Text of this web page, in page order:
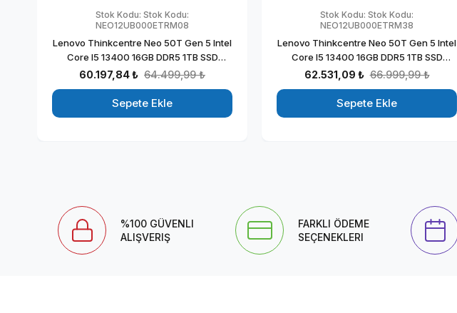
Stok Kodu: Stok Kodu:
NEO12UB000ETRM08
Lenovo Thinkcentre Neo 50T Gen 5 Intel
Core I5 13400 16GB DDR5 1TB SSD
23.8mon Freedos Masaüstü Blgisayar
60.197,84 ₺ 64.499,99 ₺
Sepete Ekle
Stok Kodu: Stok Kodu:
NEO12UB000ETRM38
Lenovo Thinkcentre Neo 50T Gen 5 Intel
Core I5 13400 16GB DDR5 1TB SSD
23.8mon Windows 11 Home Masaüstü
62.531,09 ₺ 66.999,99 ₺
Sepete Ekle
%100 GÜVENLI
ALIŞVERIŞ
FARKLI ÖDEME
SEÇENEKLERI